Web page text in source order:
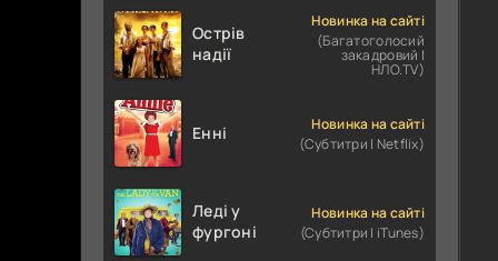
Острів
надії
Новинка на сайті
(Багатоголосий
закадровий |
НЛО.TV)
Енні
Новинка на сайті
(Субтитри | Netflix)
Леді у
фургоні
Новинка на сайті
(Субтитри | iTunes)